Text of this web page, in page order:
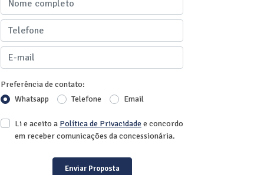
Preferência de contato:
Whatsapp
Telefone Email
Li e aceito a Política de Privacidadee concordo
em receber comunicações da concessionária.
Enviar Proposta